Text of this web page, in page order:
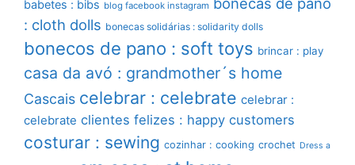
babetes : bibs blog facebook instagram
: cloth dolls bonecas solidárias : solidarity dolls
bonecos de pano : soft toys brincar : play
casa da avó : grandmother´s home
Cascais celebrar : celebrate celebrar :
celebrate clientes felizes : happy customers
costurar : sewing cozinhar : cooking crochet Dress a